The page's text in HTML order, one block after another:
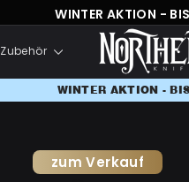
KOSTENLOSER VERSAND |
WINTER AKTION -
Zubehör
WINTER AKTION -
zum Verkauf